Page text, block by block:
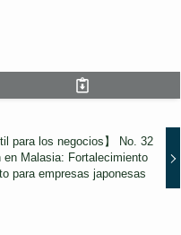
para los negocios】 No. 32
en Malasia: Fortalecimiento
para empresas japonesas